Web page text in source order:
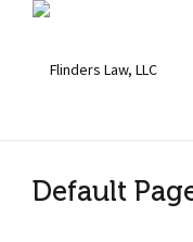
Default